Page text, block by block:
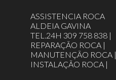
ASSISTENCIA ROCA
ALDEIA GAVINA
TEL.24H 309 758 838 |
REPARAÇÃO ROCA |
MANUTENÇÃO ROCA |
INSTALAÇÃO ROCA |